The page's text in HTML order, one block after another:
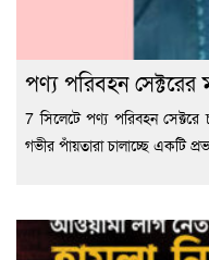
পণ্য পরিবহন
7 সিলেটে পণ্য পরিবহন সেক্টরে
গভীর পাঁয়তারা চালাচ্ছে একটি